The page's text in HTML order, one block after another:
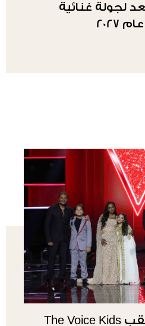
لجولة غنائية
لمى قيس تفوز بلقب The Voice Kids